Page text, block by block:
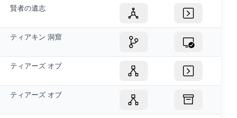
賢者の遺志
ティアキン 洞窟
ティアーズ オブ
ティアーズ オブ